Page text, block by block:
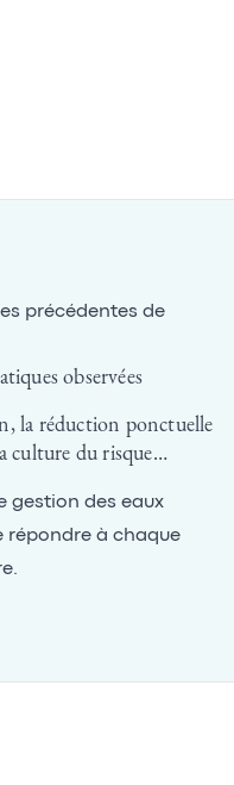
précédentes de
observées
la réduction ponctuelle
culture du risque…
gestion des eaux
répondre à chaque